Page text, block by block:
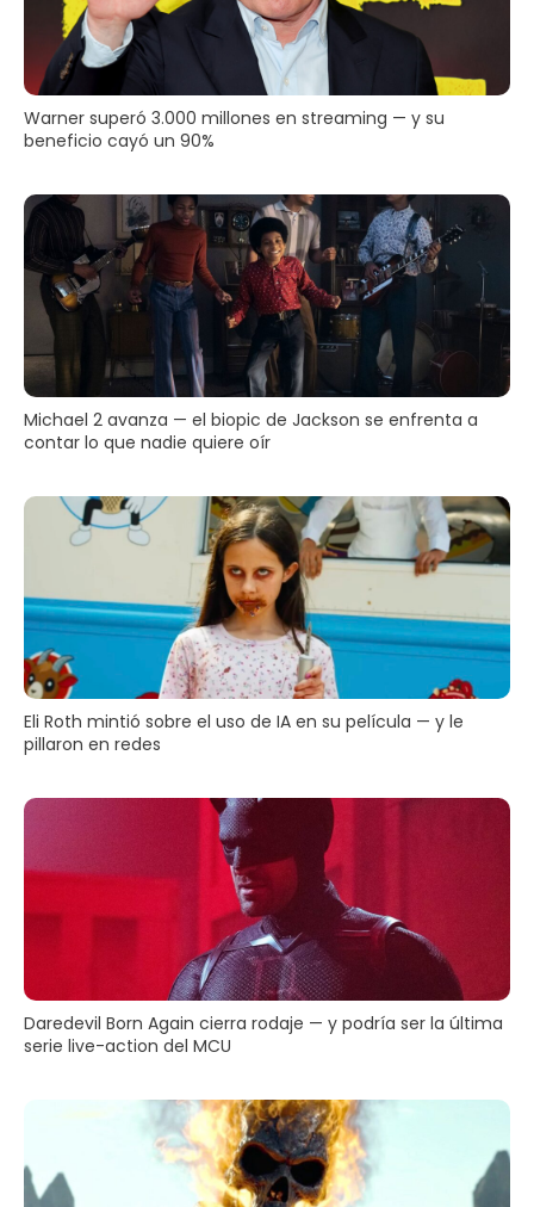
Warner superó 3.000 millones en streaming — y su
beneficio cayó un 90%
Michael 2 avanza — el biopic de Jackson se enfrenta a
contar lo que nadie quiere oír
Eli Roth mintió sobre el uso de IA en su película — y le
pillaron en redes
Daredevil Born Again cierra rodaje — y podría ser la última
serie live-action del MCU